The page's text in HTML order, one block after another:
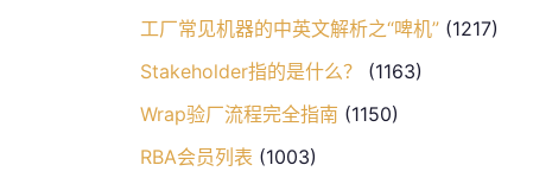
工厂常见机器的中英文解析之“啤机” (1217)
Stakeholder指的是什么？
(1163)
Wrap验厂流程完全指南 (1150)
RBA会员列表 (1003)